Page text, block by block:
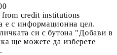
credit institutions
е с информационна цел.
си с бутона "Добави в
ще можете да изберете